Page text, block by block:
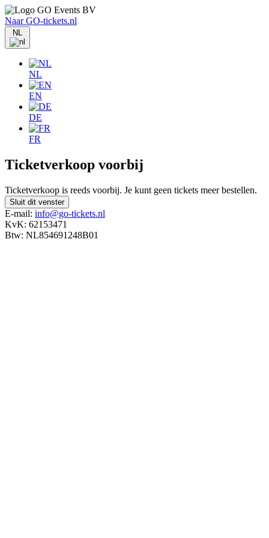
Naar GO-tickets.nl
NL
NL
EN
DE
FR
Ticketverkoop voorbij
Ticketverkoop is reeds voorbij. Je kunt geen tickets meer bestellen.
Sluit dit venster
E-mail: info@go-tickets.nl
KvK: 62153471
Btw: NL854691248B01